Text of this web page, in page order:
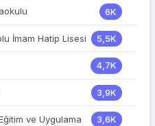
6K
İmam Hatip Lisesi 5,5K
4,7K
3,9K
ve Uygulama
3,6K